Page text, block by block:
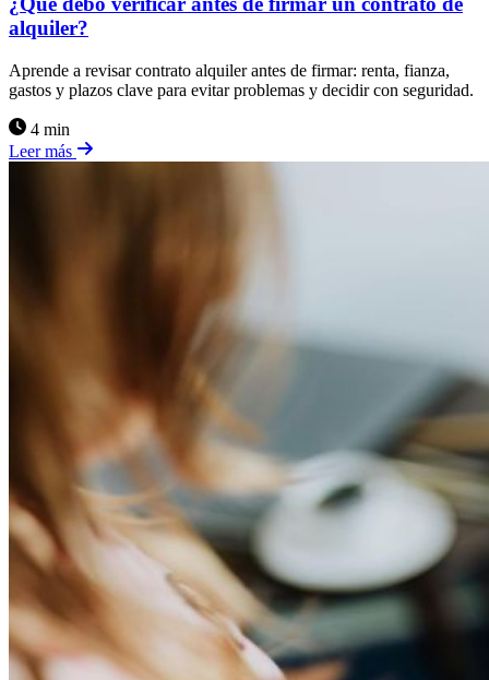
alquiler?
Aprende a revisar contrato alquiler antes de firmar: renta, fianza,
gastos y plazos clave para evitar problemas y decidir con seguridad.
4 min
Leer más